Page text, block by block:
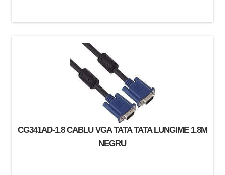
CG341AD-1.8 CABLU VGA TATA TATA LUNGIME 1.8M
NEGRU